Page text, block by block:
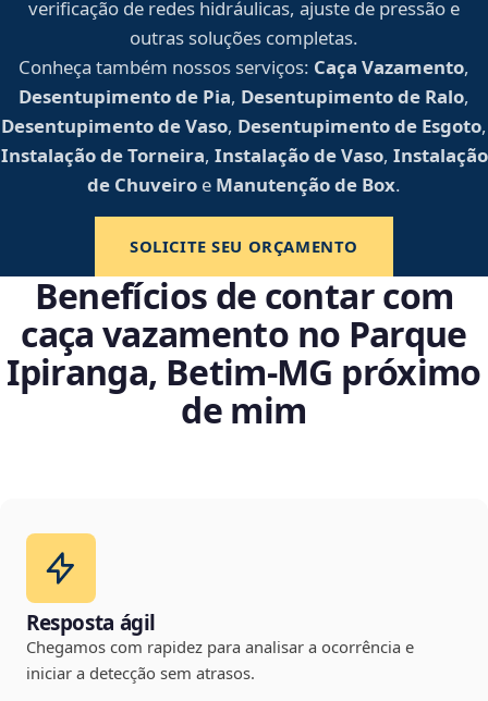
verificação de redes hidráulicas, ajuste de pressão e
outras soluções completas.
Conheça também nossos serviços: Caça Vazamento,
Desentupimento de Pia, Desentupimento de Ralo,
Desentupimento de Vaso, Desentupimento de Esgoto,
Instalação de Torneira, Instalação de Vaso, Instalação
de Chuveiro e Manutenção de Box.
SOLICITE SEU ORÇAMENTO
Benefícios de contar com
caça vazamento no Parque
Ipiranga, Betim‑MG próximo
de mim
Resposta ágil
Chegamos com rapidez para analisar a ocorrência e
iniciar a detecção sem atrasos.